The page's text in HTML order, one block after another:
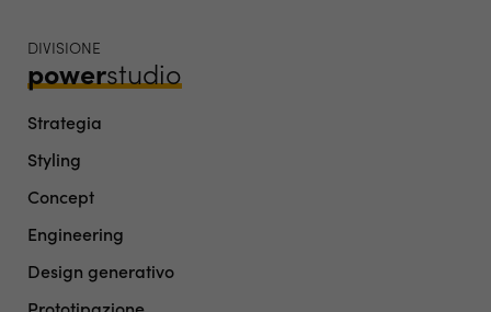
DIVISIONE
powerstudio
Strategia
Styling
Concept
Engineering
Design generativo